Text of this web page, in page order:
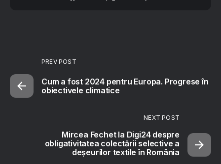
PREV POST
Cum a fost 2024 pentru Europa. Progrese în
obiectivele climatice
NEXT POST
Mircea Fechet la Digi24 despre
obligativitatea colectării selective a
deșeurilor textile în România